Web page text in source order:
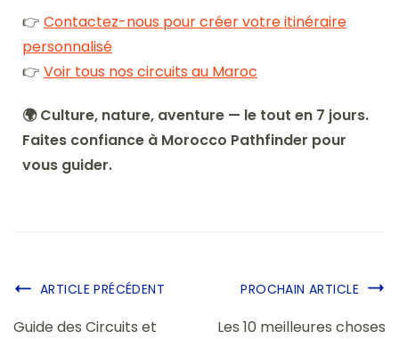
👉 Contactez-nous pour créer votre itinéraire
personnalisé
👉 Voir tous nos circuits au Maroc
🌍 Culture, nature, aventure — le tout en 7 jours.
Faites confiance à Morocco Pathfinder pour
vous guider.
ARTICLE PRÉCÉDENT
Guide des Circuits et
PROCHAIN ARTICLE
Les 10 meilleures choses